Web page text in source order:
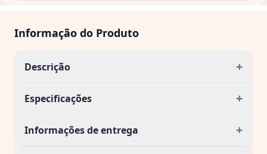
Informação do Produto
Descrição +
Especificações +
Informações de entrega +